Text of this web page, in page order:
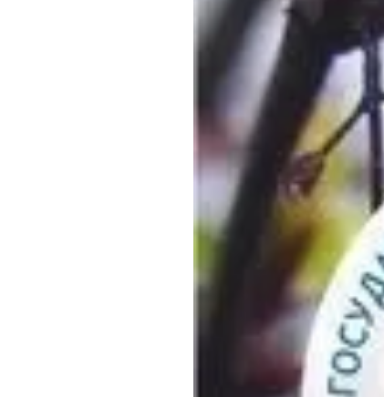
Придорожные кафе
Другие рубрики
Реестр туроператоров
Реестр туристических
агентств Алтайского края